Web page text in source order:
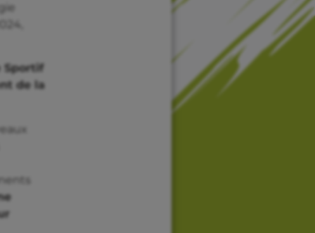
Sportif
de la